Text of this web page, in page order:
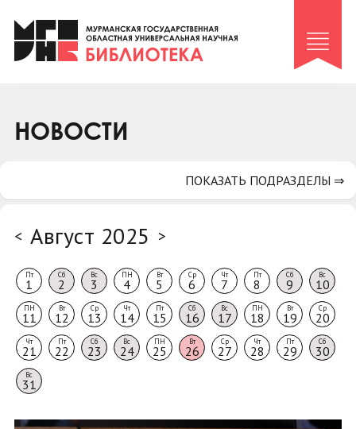
Клуб «Гиря и сельдерей»
Клуб «Семейный архив»
Коллегам
НОВОСТИ
< Август 2025 >
Пт
1
Сб
2
Вс
3
ПН
4
Вт
5
Ср
6
Чт
7
Пт
8
Сб
9
Вс
10
ПН
11
Вт
12
Ср
13
Чт
14
Пт
15
Сб
16
Вс
17
ПН
18
Вт
19
Ср
20
Чт
21
Пт
22
Сб
23
Вс
24
ПН
25
Вт
26
Ср
27
Чт
28
Пт
29
Сб
30
Вс
31
ПОКАЗАТЬ ПОДРАЗДЕЛЫ ⇒